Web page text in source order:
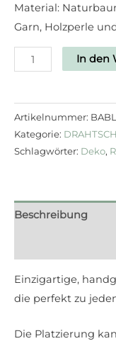
Material:
Garn, Holzperle
In den
Artikelnummer:
Kategorie:
Schlagwörter: Deko,
Beschreibung
Einzigartige,
die perfekt zu
Die Platzierung